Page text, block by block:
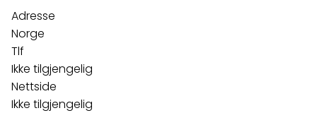
Adresse
Norge
Tlf
Ikke tilgjengelig
Nettside
Ikke tilgjengelig